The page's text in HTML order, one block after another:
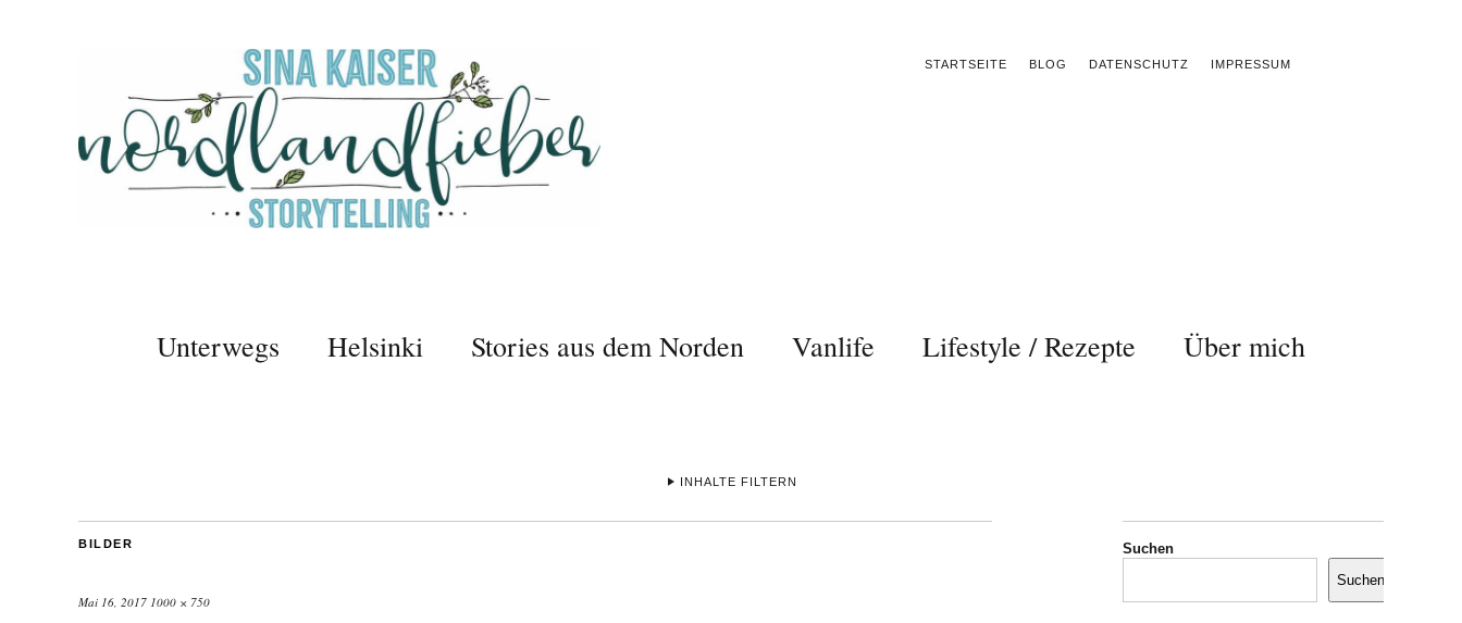
STARTSEITE BLOG DATENSCHUTZ IMPRESSUM
Unterwegs Helsinki Stories aus dem Norden Vanlife Lifestyle / Rezepte Über mich
INHALTE FILTERN
BILDER
Mai 16, 2017 1000 × 750
Suchen
Suchen